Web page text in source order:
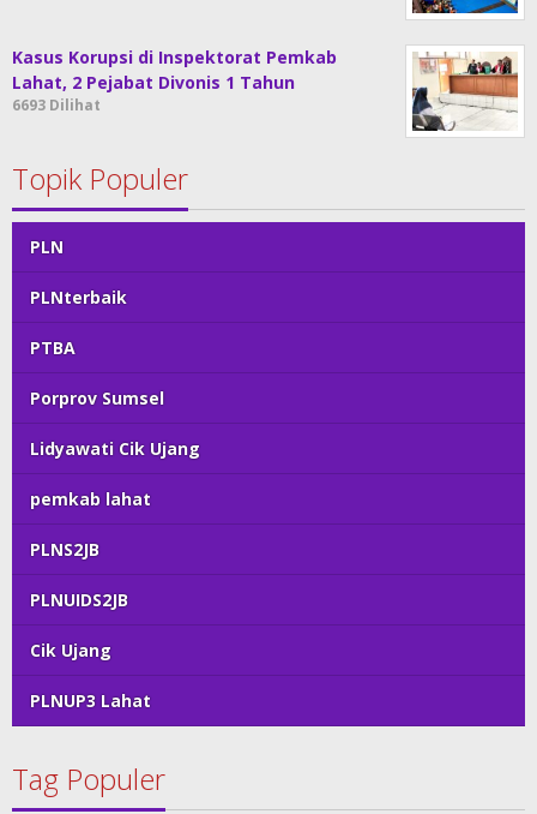
Kasus Korupsi di Inspektorat Pemkab
Lahat, 2 Pejabat Divonis 1 Tahun
6693 Dilihat
Topik Populer
PLN
PLNterbaik
PTBA
Porprov Sumsel
Lidyawati Cik Ujang
pemkab lahat
PLNS2JB
PLNUIDS2JB
Cik Ujang
PLNUP3 Lahat
Tag Populer